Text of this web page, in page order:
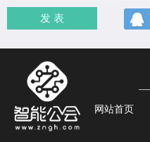
发 表
网站首页